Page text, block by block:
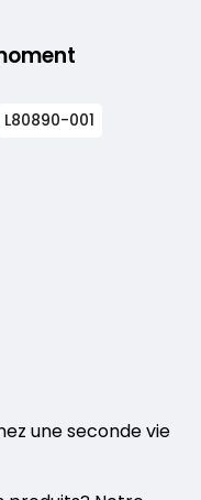
L80890-001
une seconde vie